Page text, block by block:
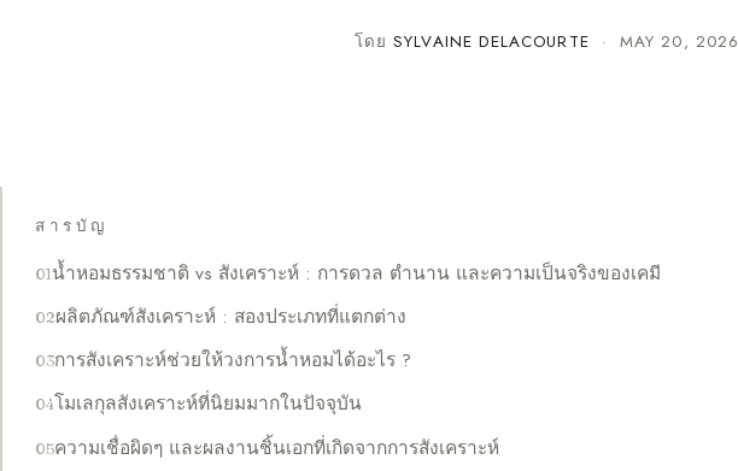
โดยSYLVAINE DELACOURTE ·MAY 20, 2026
สารบัญ
น้ำหอมธรรมชาติ vs สังเคราะห์ : การดวล ตำนาน และความเป็นจริงของเคมี
ผลิตภัณฑ์สังเคราะห์ : สองประเภทที่แตกต่าง
การสังเคราะห์ช่วยให้วงการน้ำหอมได้อะไร ?
โมเลกุลสังเคราะห์ที่นิยมมากในปัจจุบัน
ความเชื่อผิดๆ และผลงานชิ้นเอกที่เกิดจากการสังเคราะห์